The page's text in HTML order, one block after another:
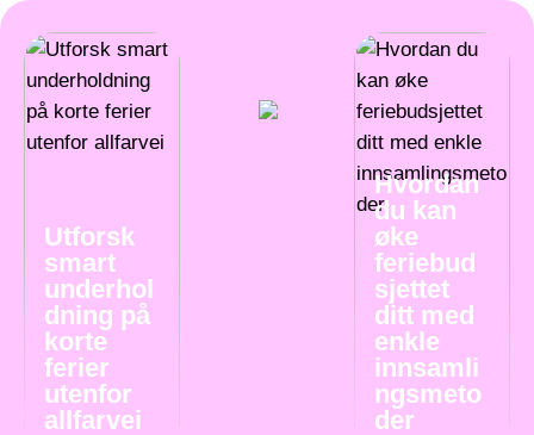
Utforsk
smart
underhol
dning på
korte
ferier
utenfor
allfarvei
Hvordan
du kan
øke
feriebud
sjettet
ditt med
enkle
innsamli
ngsmeto
der